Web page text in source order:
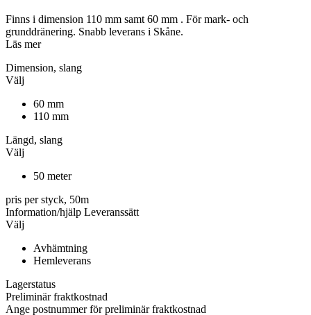
Finns i dimension 110 mm samt 60 mm . För mark- och
grunddränering. Snabb leverans i Skåne.
Läs mer
Dimension, slang
Välj
60 mm
110 mm
Längd, slang
Välj
50 meter
pris per styck, 50m
Information/hjälp Leveranssätt
Välj
Avhämtning
Hemleverans
Lagerstatus
Preliminär fraktkostnad
Ange postnummer för preliminär fraktkostnad